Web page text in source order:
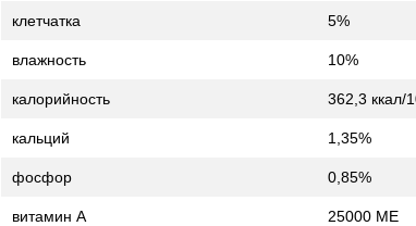
клетчатка 5%
влажность 10%
калорийность 362,3 ккал/
кальций 1,35%
фосфор 0,85%
витамин А 25000 МЕ